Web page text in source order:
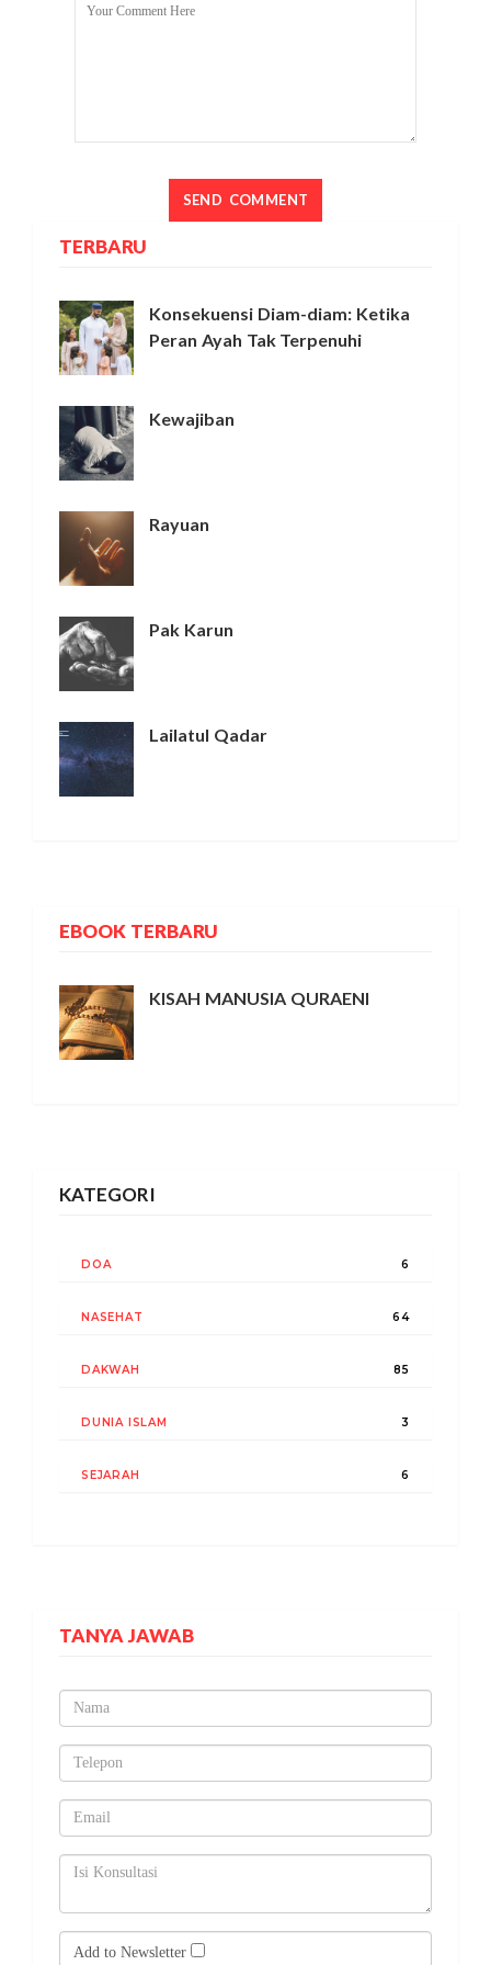
TERBARU
Konsekuensi Diam-diam: Ketika
Peran Ayah Tak Terpenuhi
Kewajiban
Rayuan
Pak Karun
Lailatul Qadar
EBOOK TERBARU
KISAH MANUSIA QURAENI
KATEGORI
DOA 6
NASEHAT 64
DAKWAH 85
DUNIA ISLAM 3
SEJARAH 6
TANYA JAWAB
Add to Newsletter